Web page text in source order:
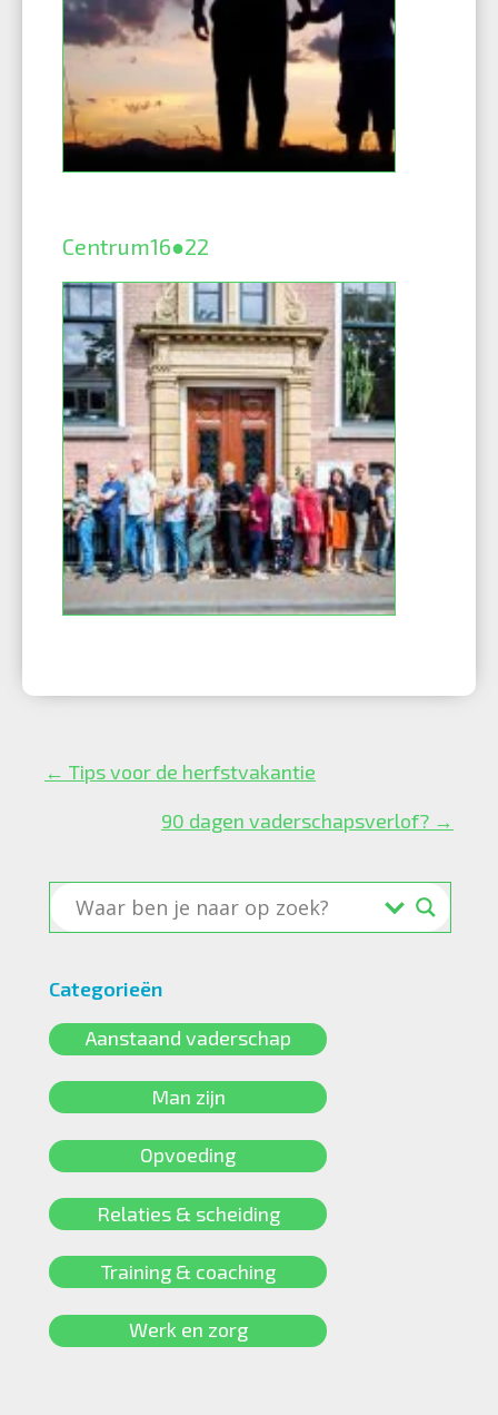
Centrum16●22
Posts
navigation
← Tips voor de herfstvakantie
90 dagen vaderschapsverlof? →
Categorieën
Aanstaand vaderschap
Man zijn
Opvoeding
Relaties & scheiding
Training & coaching
Werk en zorg